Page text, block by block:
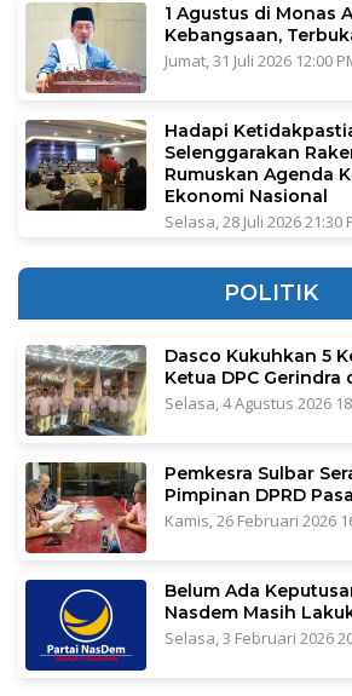
1 Agustus di Monas
Kebangsaan,
Jumat, 31 Juli 2026 12:00
Hadapi
Selenggarakan
Rumuskan Agenda
Ekonomi Nasional
Selasa, 28 Juli 2026 21:30
POLITIK
Dasco Kukuhkan 5
Ketua DPC Gerindra
Selasa, 4 Agustus 2026
Pemkesra Sulbar
Pimpinan DPRD
Kamis, 26 Februari 2026
Belum Ada
Nasdem Masih
Selasa, 3 Februari 2026